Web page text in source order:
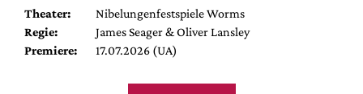
Theater:
Nibelungenfestspiele Worms
Regie:
James Seager & Oliver Lansley
Premiere:
17.07.2026 (UA)